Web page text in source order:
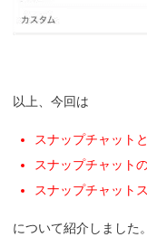
以上、今回は
スナップチャット
スナップチャット
スナップチャット
について紹介しました。